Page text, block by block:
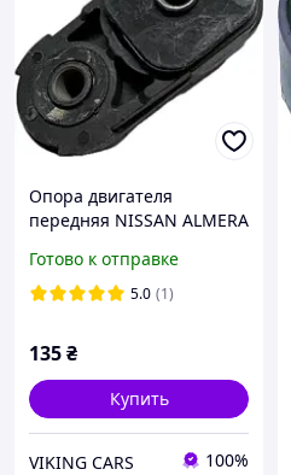
Опора двигателя
передняя NISSAN ALMERA
N14, B13 1135050Y00
Готово к отправке
5.0 (1)
135₴
Купить
VIKING CARS 100%